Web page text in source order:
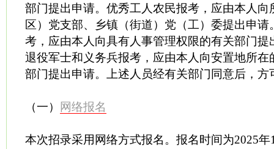
部门提出申请。优秀工人农民报考，应由本人向
区）党支部、乡镇（街道）党（工）委提出申
考，应由本人向具有人事管理权限的有关部门提
退役军士和义务兵报考，应由本人向安置地所在
部门提出申请。上述人员经有关部门同意后，方
（一） 网络报名
本次招录采用网络方式报名。报名时间为2025年